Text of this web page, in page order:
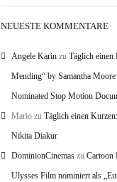
NEUESTE KOMMENTARE
Angele Karin zu Täglich einen
Mending“ by Samantha
Nominated Stop Motion
Mario zu Täglich einen
Nikita Diakur
DominionCinemas zu Cartoon
Ulysses Film nominiert als